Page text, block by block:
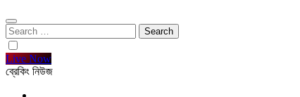
Search
for:
Live Now
ব্রেকিং নিউজ